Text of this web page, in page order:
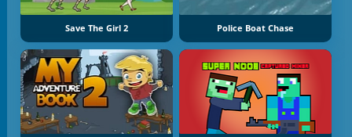
Save The Girl 2 Police Boat Chase